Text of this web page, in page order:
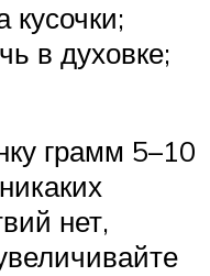
кусочки;
в духовке;
грамм 5–10
нет,